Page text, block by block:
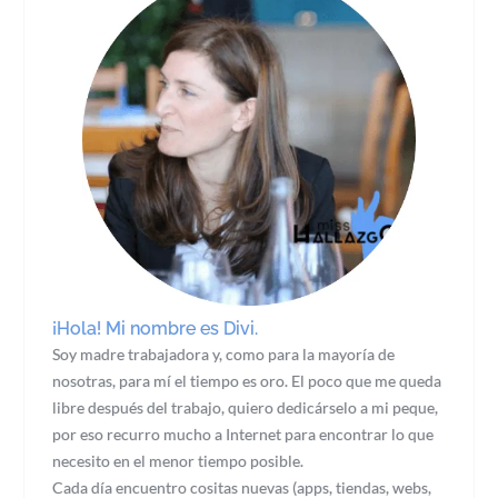
¡Hola! Mi nombre es Divi.
Soy madre trabajadora y, como para la mayoría de
nosotras, para mí el tiempo es oro. El poco que me queda
libre después del trabajo, quiero dedicárselo a mi peque,
por eso recurro mucho a Internet para encontrar lo que
necesito en el menor tiempo posible.
Cada día encuentro cositas nuevas (apps, tiendas, webs,